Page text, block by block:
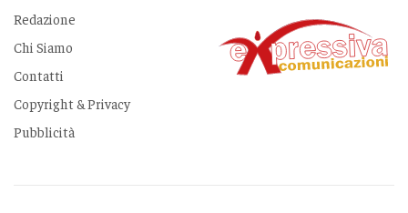
Redazione
Chi Siamo
Contatti
Copyright & Privacy
Pubblicità